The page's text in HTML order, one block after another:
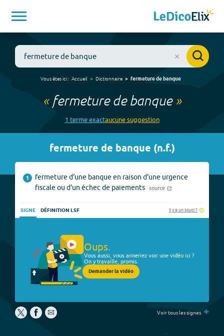
Vous êtes ici : Accueil Dictionnaire fermeture de banque
« fermeture de banque»
1 termeexactaucunesuggestion
fermeture de banque (n.f.)
1
fermeture d'une banque en raison d'une urgence
fiscale ou d'un échec de paiements
source
SIGNE DÉFINITION LSF Il y a un souci ?
Oups.
Vous aussi, vous aimeriez voir une vidéo ici ?
On y travaille, promis.
Demander la vidéo
Voir tous les signes +